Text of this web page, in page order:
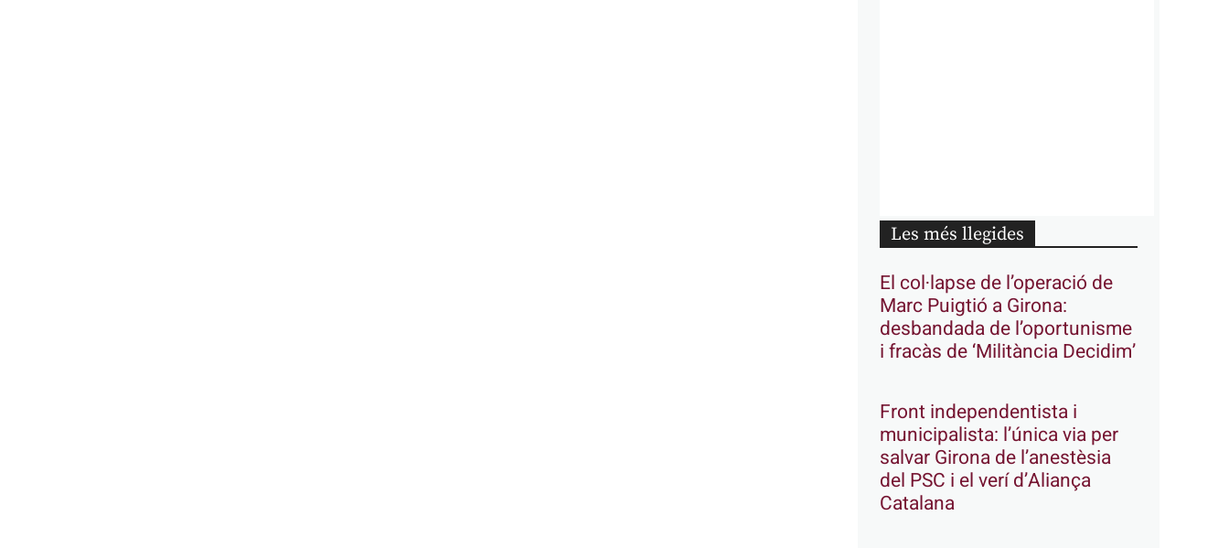
Les més llegides
El col·lapse de l’operació de
Marc Puigtió a Girona:
desbandada de l’oportunisme
i fracàs de ‘Militància Decidim’
Front independentista i
municipalista: l’única via per
salvar Girona de l’anestèsia
del PSC i el verí d’Aliança
Catalana